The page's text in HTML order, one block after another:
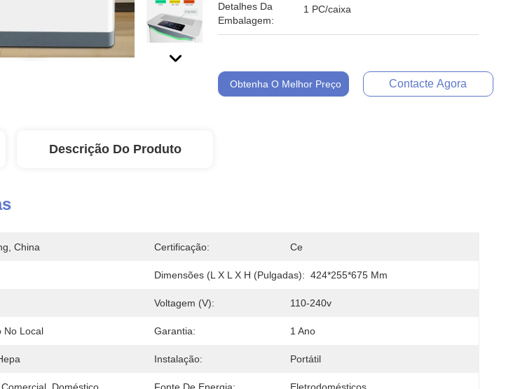
Detalhes Da
Embalagem:
1 PC/caixa
Obtenha O Melhor Preço Contacte Agora
Descrição Do Produto
China Certificação: Ce
Dimensões (L X L X H (pulgadas): 424*255*675 Mm
Voltagem (V): 110-240v
No Local Garantia: 1 Ano
Instalação: Portátil